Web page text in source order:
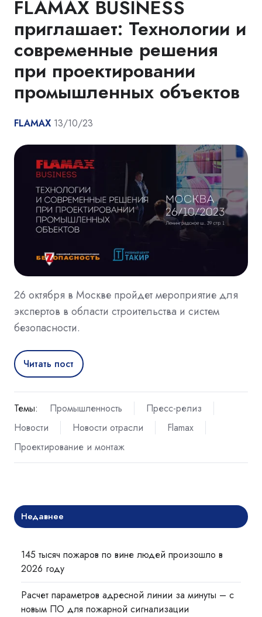
FLAMAX BUSINESS
приглашает: Технологии и
современные решения
при проектировании
промышленных объектов
FLAMAX 13/10/23
26 октября в Москве пройдет мероприятие для
экспертов в области строительства и систем
безопасности.
Читать пост
Темы: Промышленность
Пресс-релиз
Новости
Новости отрасли
Flamax
Проектирование и монтаж
Недавнее
145 тысяч пожаров по вине людей произошло в
2026 году
Расчет параметров адресной линии за минуты – с
новым ПО для пожарной сигнализации